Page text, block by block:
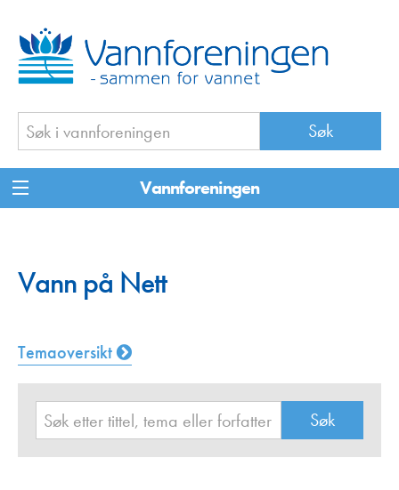
Vannforeningen
Vann på Nett
Temaoversikt